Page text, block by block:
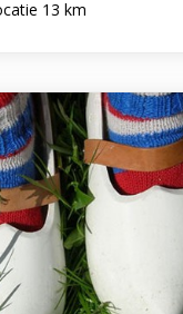
13 km